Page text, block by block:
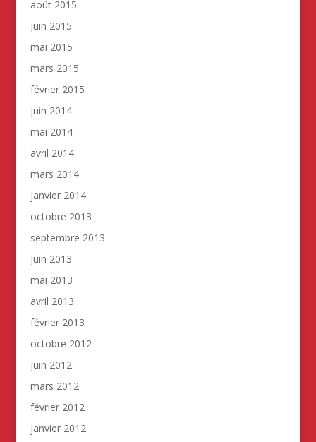
août 2015
juin 2015
mai 2015
mars 2015
février 2015
juin 2014
mai 2014
avril 2014
mars 2014
janvier 2014
octobre 2013
septembre 2013
juin 2013
mai 2013
avril 2013
février 2013
octobre 2012
juin 2012
mars 2012
février 2012
janvier 2012